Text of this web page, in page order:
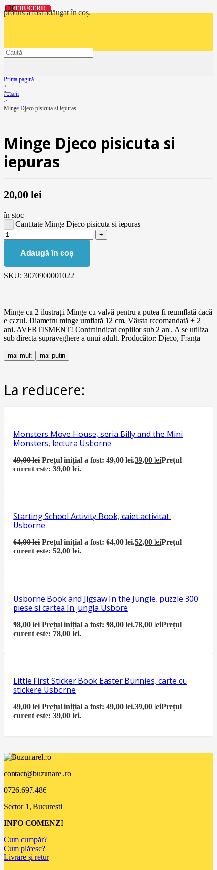
produsa fost adăugat în coș.
Prima pagină
>
Jucarii
>
Minge Djeco pisicuta si iepuras
Minge Djeco pisicuta si
iepuras
20,00 lei
în stoc
Cantitate Minge Djeco pisicuta si iepuras
Adaugă în coș
SKU: 3070900001022
Minge cu 2 ilustrații Minge cu valvă pentru a putea fi reumflată dacă
e cazul. Diametru minge umflată 12 cm. Vârsta recomandată + 2
ani. AVERTISMENT! Contraindicat copiilor sub 2 ani. A se utiliza
sub directa supraveghere a unui adult. Producător: Djeco, Franța
mai mult mai putin
La reducere:
REDUCERI!
Monsters Move House, seria Billy and the Mini
Monsters, lectura Usborne
49,00lei Prețul inițial a fost: 49,00 lei.39,00leiPrețul
curent este: 39,00 lei.
REDUCERI!
Starting School Activity Book, caiet activitati
Usborne
64,00lei Prețul inițial a fost: 64,00 lei.52,00leiPrețul
curent este: 52,00 lei.
REDUCERI!
Usborne Book and Jigsaw In the Jungle, puzzle 300
piese si cartea In jungla Usbore
98,00lei Prețul inițial a fost: 98,00 lei.78,00leiPrețul
curent este: 78,00 lei.
REDUCERI!
Little First Sticker Book Easter Bunnies, carte cu
stickere Usborne
49,00lei Prețul inițial a fost: 49,00 lei.39,00leiPrețul
curent este: 39,00 lei.
contact@buzunarel.ro
0726.697.486
Sector 1, București
INFO COMENZI
Cum cumpăr?
Cum plătesc?
Livrare și retur